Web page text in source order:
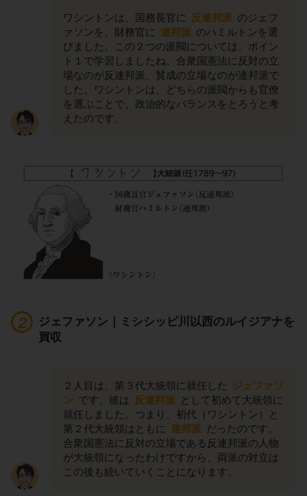
ワシントンは、国務長官に 反連邦派 のジェフ
ァソンを、財務官に 連邦派 のハミルトンを選
びました。この２つの派閥については、ポイン
ト１で学習しましたね。合衆国憲法に反対の立
場なのが反連邦派、賛成の立場なのが連邦派で
した。ワシントンは、どちらの派閥からも官僚
を選ぶことで、政治的なバランスをとろうと考
えたのです。
ジェファソン｜ミシシッピ川以西のルイジアナを
買収
２人目は、第３代大統領に就任した
ジェファソ
ン です。彼は 反連邦派
として初めて大統領に
就任しました。つまり、初代（ワシントン）と
第２代大統領はともに 連邦派
だったのです。
合衆国憲法に反対の立場である反連邦派の人物
が大統領になったわけですから、両派の対立は
この後も続いていくことになります。